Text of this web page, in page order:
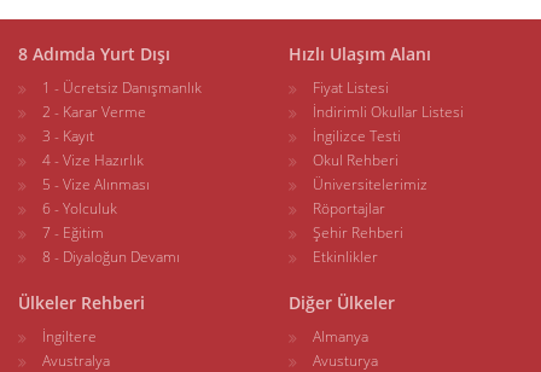
8 Adımda Yurt Dışı
1 - Ücretsiz Danışmanlık
2 - Karar Verme
3 - Kayıt
4 - Vize Hazırlık
5 - Vize Alınması
6 - Yolculuk
7 - Eğitim
8 - Diyaloğun Devamı
Hızlı Ulaşım Alanı
Fiyat Listesi
İndirimli Okullar Listesi
İngilizce Testi
Okul Rehberi
Üniversitelerimiz
Röportajlar
Şehir Rehberi
Etkinlikler
Ülkeler Rehberi
İngiltere
Avustralya
Diğer Ülkeler
Almanya
Avusturya